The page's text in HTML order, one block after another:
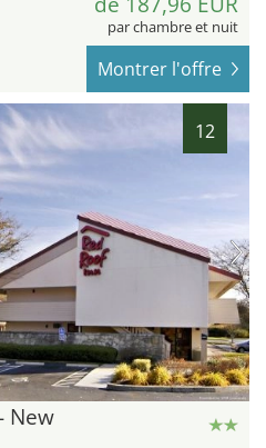
par chambre et nuit
Montrer l'offre
12
New